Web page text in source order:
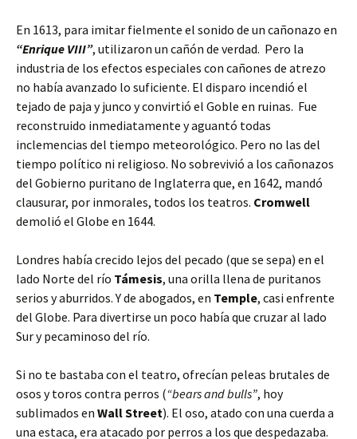
En 1613, para imitar fielmente el sonido de un cañonazo en
“Enrique VIII”, utilizaron un cañón de verdad. Pero la
industria de los efectos especiales con cañones de atrezo
no había avanzado lo suficiente. El disparo incendió el
tejado de paja y junco y convirtió el Goble en ruinas. Fue
reconstruido inmediatamente y aguantó todas
inclemencias del tiempo meteorológico. Pero no las del
tiempo político ni religioso. No sobrevivió a los cañonazos
del Gobierno puritano de Inglaterra que, en 1642, mandó
clausurar, por inmorales, todos los teatros. Cromwell
demolió el Globe en 1644.
Londres había crecido lejos del pecado (que se sepa) en el
lado Norte del río Támesis, una orilla llena de puritanos
serios y aburridos. Y de abogados, en Temple, casi enfrente
del Globe. Para divertirse un poco había que cruzar al lado
Sur y pecaminoso del río.
Si no te bastaba con el teatro, ofrecían peleas brutales de
osos y toros contra perros (“bears and bulls”, hoy
sublimados en Wall Street). El oso, atado con una cuerda a
una estaca, era atacado por perros a los que despedazaba.